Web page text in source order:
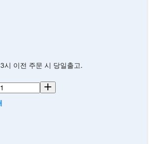
시 이전 주문 시 당일출고.